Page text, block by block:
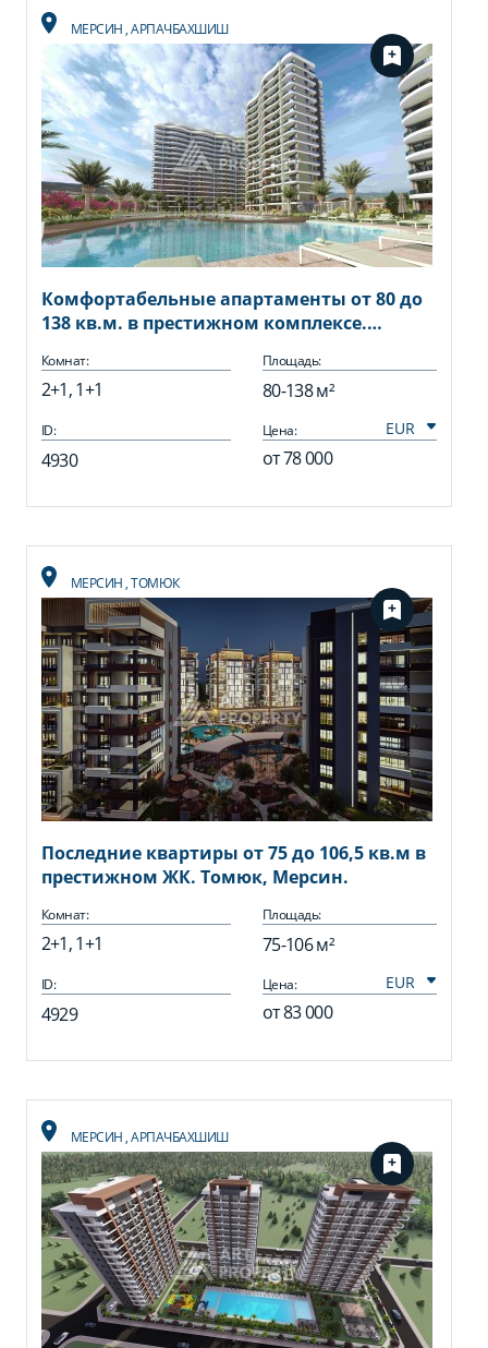
МЕРСИН,АРПАЧБАХШИШ
Комфортабельные апартаменты от 80 до
138 кв.м. в престижном комплексе.
Комнат:
2+1, 1+1
Площадь:
80-138 м²
ID:
4930
Цена:
от78 000
МЕРСИН,ТОМЮК
Последние квартиры от 75 до 106,5 кв.м в
престижном ЖК. Томюк, Мерсин.
Комнат:
2+1, 1+1
Площадь:
75-106 м²
ID:
4929
Цена:
от83 000
МЕРСИН,АРПАЧБАХШИШ